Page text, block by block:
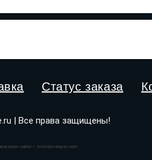
Статус заказа
| Все права защищены!
сайта — Inet-developer.com